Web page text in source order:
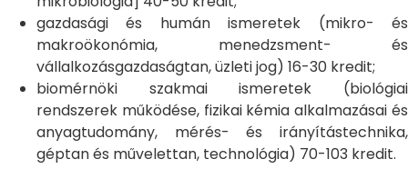
gazdasági és humán ismeretek (mikro- és
makroökonómia, menedzsment- és
vállalkozásgazdaságtan, üzleti jog) 16-30 kredit;
biomérnöki szakmai ismeretek (biológiai
rendszerek működése, fizikai kémia alkalmazásai és
anyagtudomány, mérés- és irányítástechnika,
géptan és művelettan, technológia) 70-103 kredit.